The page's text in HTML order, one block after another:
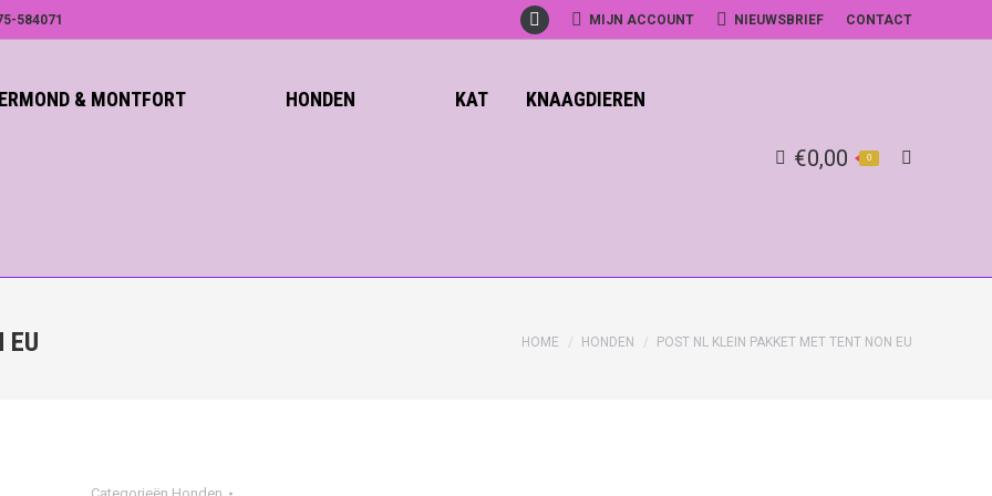
584071
Facebook
MIJN ACCOUNT NIEUWSBRIEF CONTACT
& MONTFORT HONDEN KAT KNAAGDIEREN
€0,00 0 Search:
EU HOME HONDEN POST NL KLEIN PAKKET MET TENT NON EU